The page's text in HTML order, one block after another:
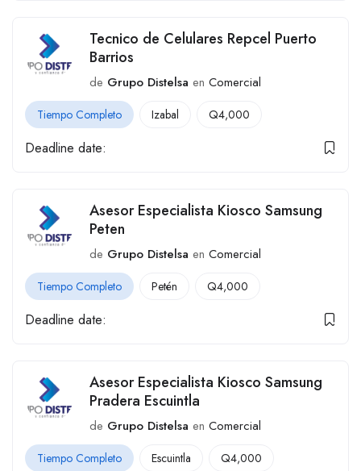
Tecnico de Celulares Repcel Puerto
Barrios
de Grupo Distelsa en Comercial
Tiempo Completo Izabal Q4,000
Deadline date:
Asesor Especialista Kiosco Samsung
Peten
de Grupo Distelsa en Comercial
Tiempo Completo Petén Q4,000
Deadline date:
Asesor Especialista Kiosco Samsung
Pradera Escuintla
de Grupo Distelsa en Comercial
Tiempo Completo Escuintla Q4,000